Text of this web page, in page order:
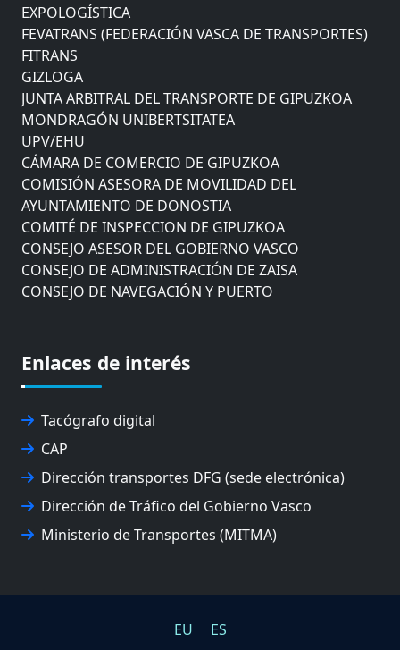
EXPOLOGÍSTICA
FEVATRANS (FEDERACIÓN VASCA DE TRANSPORTES)
FITRANS
GIZLOGA
JUNTA ARBITRAL DEL TRANSPORTE DE GIPUZKOA
MONDRAGÓN UNIBERTSITATEA
UPV/EHU
CÁMARA DE COMERCIO DE GIPUZKOA
COMISIÓN ASESORA DE MOVILIDAD DEL
AYUNTAMIENTO DE DONOSTIA
COMITÉ DE INSPECCION DE GIPUZKOA
CONSEJO ASESOR DEL GOBIERNO VASCO
CONSEJO DE ADMINISTRACIÓN DE ZAISA
CONSEJO DE NAVEGACIÓN Y PUERTO
EUROPEAN ROAD HAULERS ASSOCIATION (UETR)
FEVATRANS (FEDERACIÓN VASCA DE TRANSPORTES)
FITRANS
GIZLOGA
JUNTA ARBITRAL DEL TRANSPORTE DE GIPUZKOA
MONDRAGÓN UNIBERTSITATEA
UPV/EHU
Enlaces de interés
Tacógrafo digital
CAP
Dirección transportes DFG (sede electrónica)
Dirección de Tráfico del Gobierno Vasco
Ministerio de Transportes (MITMA)
EU ES